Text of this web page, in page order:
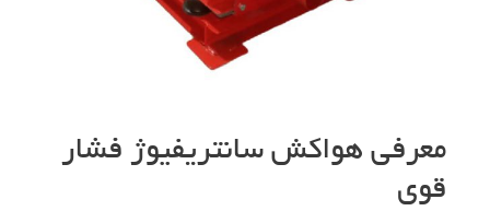
معرفی هواکش سانتریفیوژ فشار
قوی